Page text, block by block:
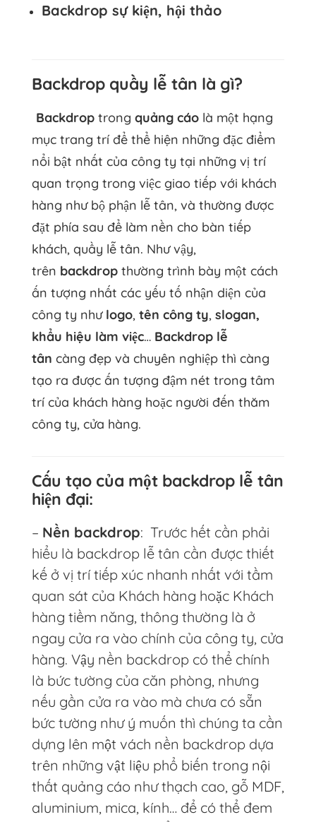
Backdrop sự kiện, hội thảo
Backdrop quầy lễ tân là gì?
Backdroptrong quảng cáolà một hạng
mục trang trí để thể hiện những đặc điểm
nổi bật nhất của công ty tại những vị trí
quan trọng trong việc giao tiếp với khách
hàng như bộ phận lễ tân, và thường được
đặt phía sau để làm nền cho bàn tiếp
khách, quầy lễ tân. Như vậy,
trên backdropthường trình bày một cách
ấn tượng nhất các yếu tố nhận diện của
công ty như logo, tên công ty, slogan,
khẩu hiệu làm việc… Backdrop lễ
tân càng đẹp và chuyên nghiệp thì càng
tạo ra được ấn tượng đậm nét trong tâm
trí của khách hàng hoặc người đến thăm
công ty, cửa hàng.
Cấu tạo của một backdrop lễ tân
hiện đại:
– Nền backdrop: Trước hết cần phải
hiểu là backdrop lễ tân cần được thiết
kế ở vị trí tiếp xúc nhanh nhất với tầm
quan sát của Khách hàng hoặc Khách
hàng tiềm năng, thông thường là ở
ngay cửa ra vào chính của công ty, cửa
hàng. Vậy nền backdrop có thể chính
là bức tường của căn phòng, nhưng
nếu gần cửa ra vào mà chưa có sẵn
bức tường như ý muốn thì chúng ta cần
dựng lên một vách nền backdrop dựa
trên những vật liệu phổ biến trong nội
thất quảng cáo như thạch cao, gỗ MDF,
aluminium, mica, kính… để có thể đem